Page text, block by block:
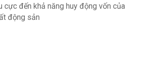
cực đến khả năng huy động vốn của
động sản